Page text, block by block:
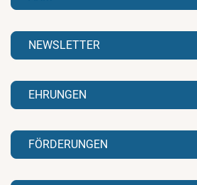
NEWSLETTER
EHRUNGEN
FÖRDERUNGEN